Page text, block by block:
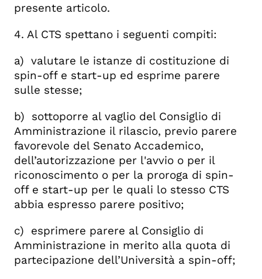
presente articolo.
4. Al CTS spettano i seguenti compiti:
a) valutare le istanze di costituzione di
spin-off e start-up ed esprime parere
sulle stesse;
b) sottoporre al vaglio del Consiglio di
Amministrazione il rilascio, previo parere
favorevole del Senato Accademico,
dell’autorizzazione per l'avvio o per il
riconoscimento o per la proroga di spin-
off e start-up per le quali lo stesso CTS
abbia espresso parere positivo;
c) esprimere parere al Consiglio di
Amministrazione in merito alla quota di
partecipazione dell’Università a spin-off;